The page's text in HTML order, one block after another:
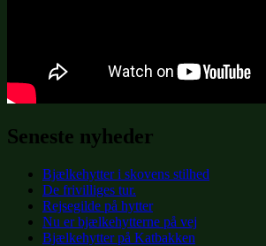
Seneste nyheder
Bjælkehytter i skovens stilhed
De frivilliges tur.
Rejsegilde på hytter
Nu er bjælkehytterne på vej
Bjælkehytter på Katbakken